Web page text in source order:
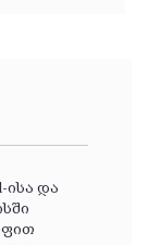
ისა და